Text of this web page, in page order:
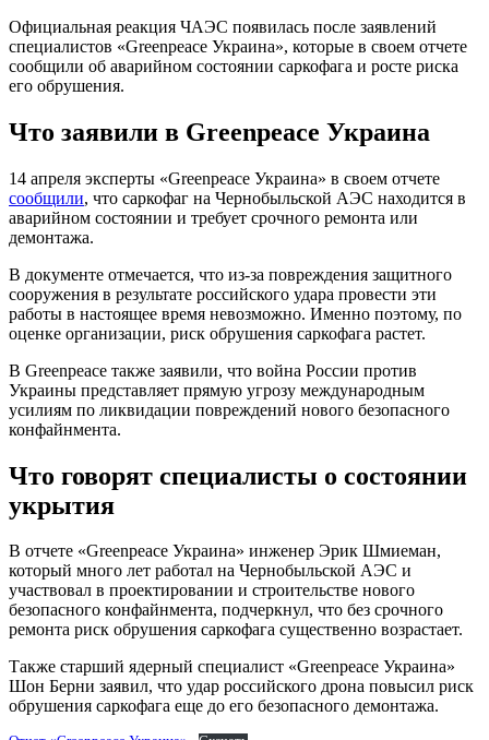
Официальная реакция ЧАЭС появилась после заявлений
специалистов «Greenpeace Украина», которые в своем отчете
сообщили об аварийном состоянии саркофага и росте риска
его обрушения.
Что заявили в Greenpeace Украина
14 апреля эксперты «Greenpeace Украина» в своем отчете
сообщили, что саркофаг на Чернобыльской АЭС находится в
аварийном состоянии и требует срочного ремонта или
демонтажа.
В документе отмечается, что из-за повреждения защитного
сооружения в результате российского удара провести эти
работы в настоящее время невозможно. Именно поэтому, по
оценке организации, риск обрушения саркофага растет.
В Greenpeace также заявили, что война России против
Украины представляет прямую угрозу международным
усилиям по ликвидации повреждений нового безопасного
конфайнмента.
Что говорят специалисты о состоянии
укрытия
В отчете «Greenpeace Украина» инженер Эрик Шмиеман,
который много лет работал на Чернобыльской АЭС и
участвовал в проектировании и строительстве нового
безопасного конфайнмента, подчеркнул, что без срочного
ремонта риск обрушения саркофага существенно возрастает.
Также старший ядерный специалист «Greenpeace Украина»
Шон Берни заявил, что удар российского дрона повысил риск
обрушения саркофага еще до его безопасного демонтажа.